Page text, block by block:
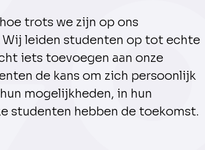
trots we zijn op ons
leiden studenten op tot echte
iets toevoegen aan onze
de kans om zich persoonlijk
mogelijkheden, in hun
studenten hebben de toekomst.